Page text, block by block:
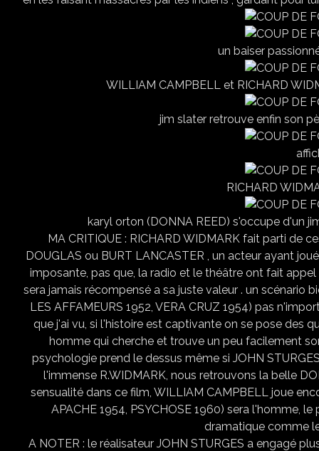
un baiser
WILLIAM CAMPBELL et RICHARD
jim slater retrouve enfin son
RICHARD
karyl orton (DONNA REED) s'occupe d'un
MA CRITIQUE : RICHARD WIDMARK fait parti de
DOUGLAS ou BURT LANCASTER , un acteur ayant
imposante, pas que, la radio et le théâtre ont fait
sera jamais récompensé a sa juste valeur . un scénario
LES AFFAMEURS 1952, VERA CRUZ 1954) pas
que j'ai vu, si l'histoire est captivante on se pose des
homme qui cherche et trouve un peu facilement
psychologie prend le dessus même si JOHN
l'immense R.WIDMARK, nous retrouvons la belle
sensualité dans ce film, WILLIAM CAMPBELL joue
APACHE 1954, PSYCHOSE 1960) sera l'homme,
dramatique comme
A NOTER : le réalisateur JOHN STURGES a engagé